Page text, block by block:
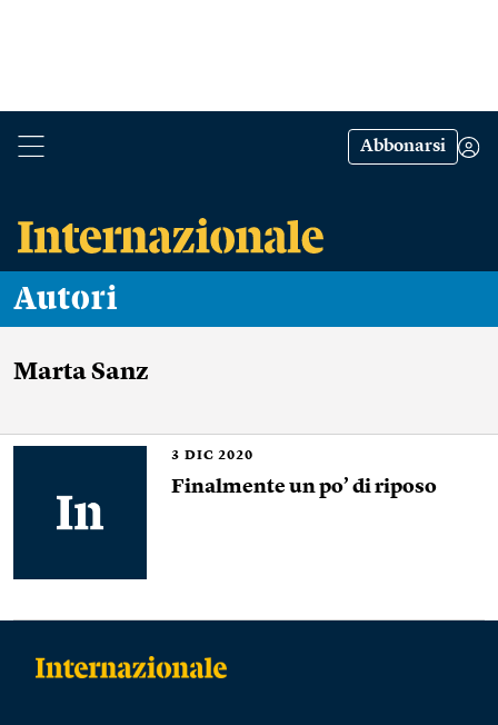
Abbonarsi
Autori
Marta Sanz
3 DIC 2020
Finalmente un po’ di riposo